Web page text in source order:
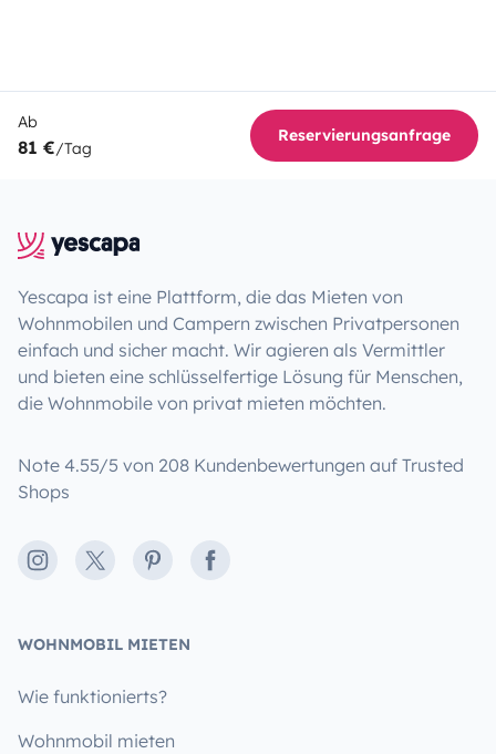
Ab
81 €/Tag
Reservierungsanfrage
Yescapa ist eine Plattform, die das Mieten von
Wohnmobilen und Campern zwischen Privatpersonen
einfach und sicher macht. Wir agieren als Vermittler
und bieten eine schlüsselfertige Lösung für Menschen,
die Wohnmobile von privat mieten möchten.
Note 4.55/5 von 208 Kundenbewertungen auf Trusted
Shops
Instagram
X PinterestFacebook
WOHNMOBIL MIETEN
Wie funktionierts?
Wohnmobil mieten